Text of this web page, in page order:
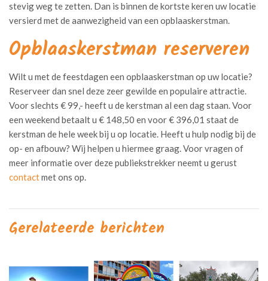
stevig weg te zetten. Dan is binnen de kortste keren uw locatie
versierd met de aanwezigheid van een opblaaskerstman.
Opblaaskerstman reserveren
Wilt u met de feestdagen een opblaaskerstman op uw locatie?
Reserveer dan snel deze zeer gewilde en populaire attractie.
Voor slechts € 99,- heeft u de kerstman al een dag staan. Voor
een weekend betaalt u € 148,50 en voor € 396,01 staat de
kerstman de hele week bij u op locatie. Heeft u hulp nodig bij de
op- en afbouw? Wij helpen u hiermee graag. Voor vragen of
meer informatie over deze publiekstrekker neemt u gerust
contactmet ons op.
Gerelateerde berichten